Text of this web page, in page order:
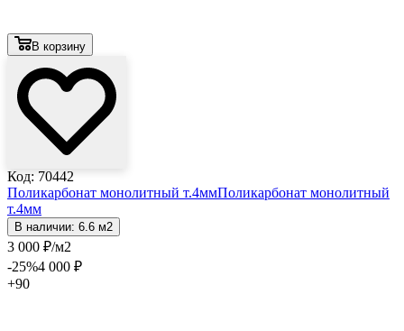
В корзину
Код: 70442
Поликарбонат монолитный т.4ммПоликарбонат монолитный
т.4мм
В наличии: 6.6 м2
3 000 ₽/м2
-25%4 000 ₽
+90